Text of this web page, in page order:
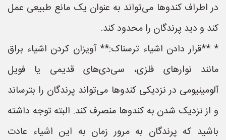
در اطراف کندوها می‌تواند به عنوان یک مانع طبیعی عمل
کند و دید پرندگان را محدود کند.
* **قرار دادن اشیاء ترسناک:** آویزان کردن اشیاء براق
مانند نوارهای فلزی، سی‌دی‌های قدیمی یا فویل
آلومینیومی در نزدیکی کندوها می‌تواند پرندگان را بترساند
و از نزدیک شدن به کندوها منصرف کند. البته توجه داشته
باشید که پرندگان به مرور زمان به این اشیاء عادت